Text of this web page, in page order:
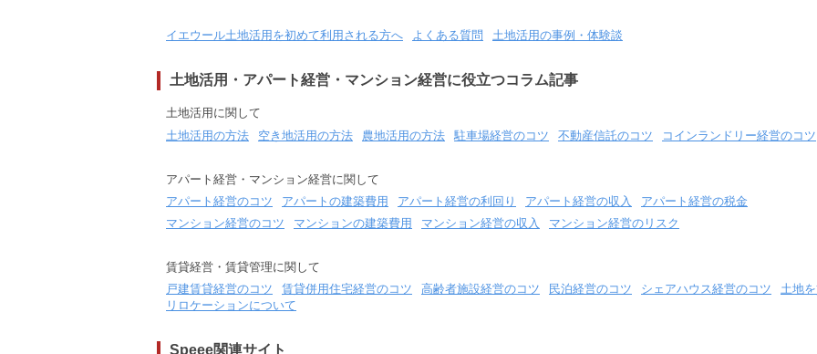
イエウール土地活用を初めて利用される方へ よくある質問 土地活用の事例・体験談
土地活用・アパート経営・マンション経営に役立つコラム記事
土地活用に関して
土地活用の方法
空き地活用の方法 農地活用の方法 駐車場経営のコツ 不動産信託のコツ コインランドリー経営のコツ
アパート経営・マンション経営に関して
アパート経営のコツ
アパートの建築費用 アパート経営の利回り アパート経営の収入
アパート経営の税金
マンション経営のコツ
マンションの建築費用 マンション経営の収入 マンション経営のリスク
賃貸経営・賃貸管理に関して
戸建賃貸経営のコツ
賃貸併用住宅経営のコツ 高齢者施設経営のコツ 民泊経営のコツ シェアハウス経営のコツ
土地
リロケーションについて
Speee関連サイト